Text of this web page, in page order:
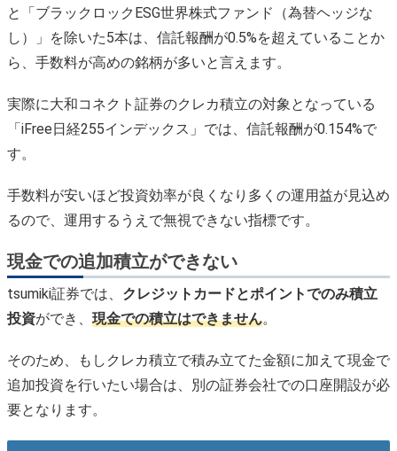
と「ブラックロックESG世界株式ファンド（為替ヘッジな
し）」を除いた5本は、信託報酬が0.5%を超えていることか
ら、手数料が高めの銘柄が多いと言えます。
実際に大和コネクト証券のクレカ積立の対象となっている
「iFree日経255インデックス」では、信託報酬が0.154%で
す。
手数料が安いほど投資効率が良くなり多くの運用益が見込め
るので、運用するうえで無視できない指標です。
現金での追加積立ができない
tsumiki証券では、 クレジットカードとポイントでのみ積立
投資ができ、 現金での積立はできません。
そのため、もしクレカ積立で積み立てた金額に加えて現金で
追加投資を行いたい場合は、別の証券会社での口座開設が必
要となります。